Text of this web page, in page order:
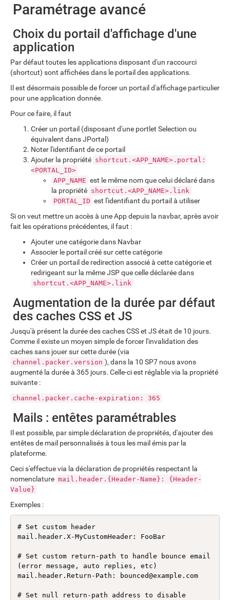
Paramétrage avancé
Choix du portail d'affichage d'une
application
Par défaut toutes les applications disposant d'un raccourci
(shortcut) sont affichées dans le portail des applications.
Il est désormais possible de forcer un portail d'affichage particulier
pour une application donnée.
Pour ce faire, il faut
Créer un portail (disposant d'une portlet Selection ou
équivalent dans JPortal)
Noter l'identifiant de ce portail
Ajouter la propriété shortcut.<APP_NAME>.portal:
<PORTAL_ID>
APP_NAME est le même nom que celui déclaré dans
la propriété shortcut.<APP_NAME>.link
PORTAL_ID est l'identifiant du portail à utiliser
Si on veut mettre un accès à une App depuis la navbar, après avoir
fait les opérations précédentes, il faut :
Ajouter une catégorie dans Navbar
Associer le portail créé sur cette catégorie
Créer un portail de redirection associé à cette catégorie et
redirigeant sur la même JSP que celle déclarée dans
shortcut.<APP_NAME>.link
Augmentation de la durée par défaut
des caches CSS et JS
Jusqu'à présent la durée des caches CSS et JS était de 10 jours.
Comme il existe un moyen simple de forcer l'invalidation des
caches sans jouer sur cette durée (via
channel.packer.version ), dans la 10 SP7 nous avons
augmenté la durée à 365 jours. Celle-ci est réglable via la propriété
suivante :
channel.packer.cache-expiration: 365
Mails : entêtes paramétrables
Il est possible, par simple déclaration de propriétés, d'ajouter des
entêtes de mail personnalisés à tous les mail émis par la
plateforme.
Ceci s'effectue via la déclaration de propriétés respectant la
nomenclature mail.header.{Header-Name}: {Header-
Value}
Exemples :
# Set custom header
mail.header.X-MyCustomHeader: FooBar
# Set custom return-path to handle bounce email
(error message, auto replies, etc)
mail.header.Return-Path: bounced@example.com
# Set null return-path address to disable